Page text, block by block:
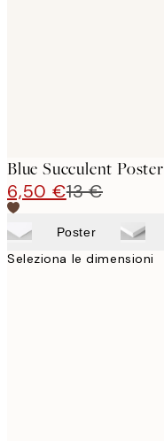
Blue Succulent Poster
6,50 €13 €
Poster
Seleziona le dimensioni